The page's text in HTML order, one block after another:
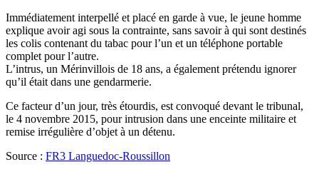
Immédiatement interpellé et placé en garde à vue, le jeune homme
explique avoir agi sous la contrainte, sans savoir à qui sont destinés
les colis contenant du tabac pour l’un et un téléphone portable
complet pour l’autre.
L’intrus, un Mérinvillois de 18 ans, a également prétendu ignorer
qu’il était dans une gendarmerie.
Ce facteur d’un jour, très étourdis, est convoqué devant le tribunal,
le 4 novembre 2015, pour intrusion dans une enceinte militaire et
remise irrégulière d’objet à un détenu.
Source : FR3 Languedoc-Roussillon